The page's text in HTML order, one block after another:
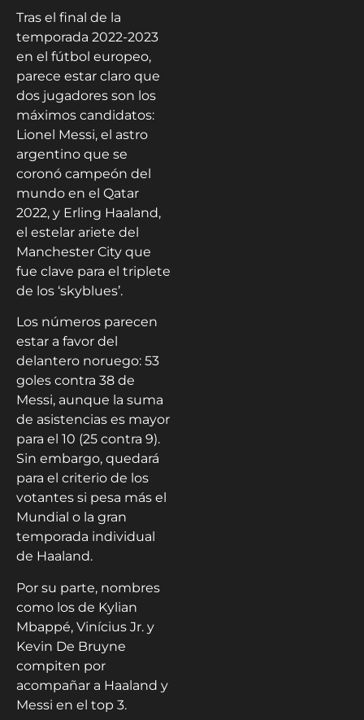
Tras el final de la
temporada 2022-2023
en el fútbol europeo,
parece estar claro que
dos jugadores son los
máximos candidatos:
Lionel Messi, el astro
argentino que se
coronó campeón del
mundo en el Qatar
2022, y Erling Haaland,
el estelar ariete del
Manchester City que
fue clave para el triplete
de los ‘skyblues’.
Los números parecen
estar a favor del
delantero noruego: 53
goles contra 38 de
Messi, aunque la suma
de asistencias es mayor
para el 10 (25 contra 9).
Sin embargo, quedará
para el criterio de los
votantes si pesa más el
Mundial o la gran
temporada individual
de Haaland.
Por su parte, nombres
como los de Kylian
Mbappé, Vinícius Jr. y
Kevin De Bruyne
compiten por
acompañar a Haaland y
Messi en el top 3.